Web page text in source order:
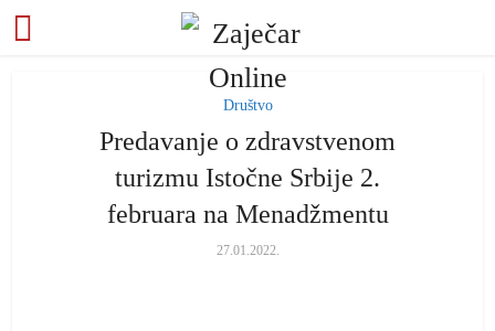
Društvo
Predavanje o zdravstvenom
turizmu Istočne Srbije 2.
februara na Menadžmentu
27.01.2022.